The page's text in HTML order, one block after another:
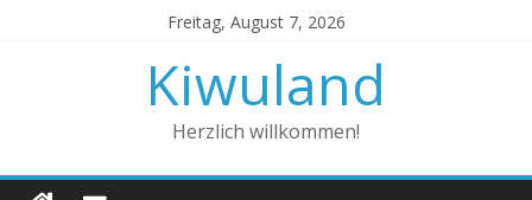
Freitag, August 7, 2026
Kiwuland
Herzlich willkommen!